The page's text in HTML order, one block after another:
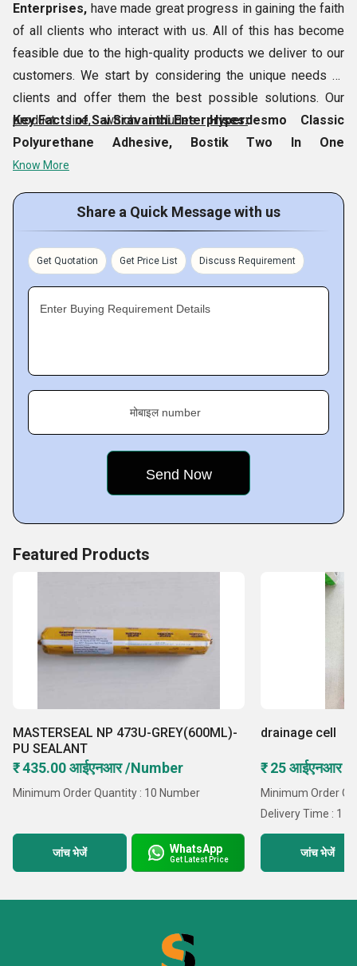
Enterprises, have made great progress in gaining the faith
of all clients who interact with us. All of this has become
feasible due to the high-quality products we deliver to our
customers. We start by considering the unique needs of
clients and offer them the best possible solutions. Our
product line, which includesHyperdesmo Classic
Polyurethane Adhesive, Bostik Two In One
Waterproofing Chemical, K2 Soft Clean Marble
consistently surpassed the customer expectations. Our
well managed premises is based inHyderabad,
Telangana, India, where we procure the products and
timely deliver them to the customers.
Key Facts of Sai Sravanthi Enterprises:
Know More
Share a Quick Message with us
Get Quotation Get Price List Discuss Requirement
Enter Buying Requirement Details
मोबाइल number
Featured Products
MASTERSEAL NP 473U-GREY(600ML)-
PU SEALANT
₹ 435.00 आईएनआर /Number
Minimum Order Quantity : 10 Number
जांच भेजें WhatsApp
Get Latest Price
drainage cell
₹ 25 आईएनआर /
Minimum Order
Delivery Time : 1
जांच भेजें